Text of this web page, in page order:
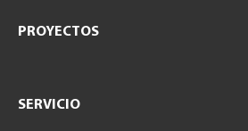
PROYECTOS
SERVICIO